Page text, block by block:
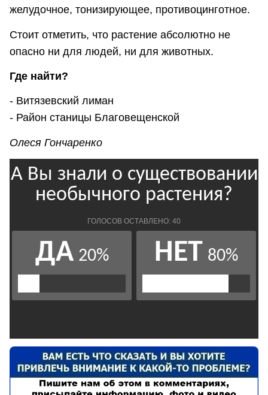
желудочное, тонизирующее, противоцинготное.
Стоит отметить, что растение абсолютно не
опасно ни для людей, ни для животных.
Где найти?
- Витязевский лиман
- Район станицы Благовещенской
Олеся Гончаренко